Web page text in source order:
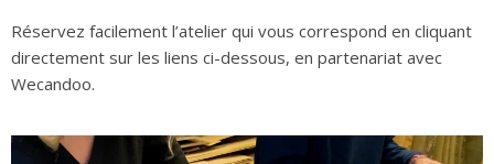
Réservez facilement l’atelier qui vous correspond en cliquant
directement sur les liens ci-dessous, en partenariat avec
Wecandoo.